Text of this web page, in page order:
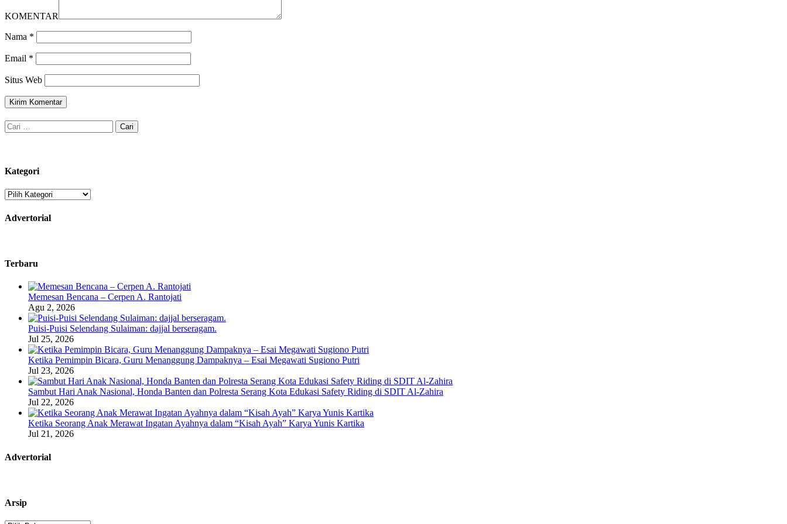
KOMENTAR
Nama *
Email *
Situs Web
Cari
untuk:
Kategori
Kategori
Advertorial
Terbaru
Memesan Bencana – Cerpen A. Rantojati
Agu 2, 2026
Puisi-Puisi Selendang Sulaiman: dajjal berseragam.
Jul 25, 2026
Ketika Pemimpin Bicara, Guru Menanggung Dampaknya – Esai Megawati Sugiono Putri
Jul 23, 2026
Sambut Hari Anak Nasional, Honda Banten dan Polresta Serang Kota Edukasi Safety Riding di SDIT Al-Zahira
Jul 22, 2026
Ketika Seorang Anak Merawat Ingatan Ayahnya dalam “Kisah Ayah” Karya Yunis Kartika
Jul 21, 2026
Advertorial
Arsip